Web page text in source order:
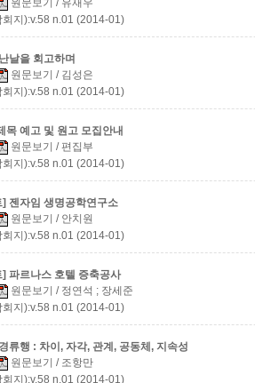
원문보기 / 유재우
지):v.58 n.01 (2014-01)
날을 회고하며
원문보기 / 김성은
지):v.58 n.01 (2014-01)
목 예고 및 원고 모집안내
원문보기 / 편집부
지):v.58 n.01 (2014-01)
젠자임 생명공학연구소
원문보기 / 안치원
지):v.58 n.01 (2014-01)
파르나스 호텔 증축공사
원문보기 / 정연석 ; 장세준
지):v.58 n.01 (2014-01)
류행 : 차이, 자각, 관계, 공동체, 지속성
원문보기 / 조항만
지):v.58 n.01 (2014-01)